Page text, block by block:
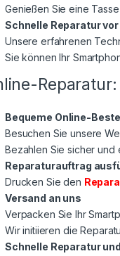
Genießen Sie eine
Schnelle Reparatur vor
Unsere erfahrenen
Sie können Ihr
Bequeme Online-
Besuchen Sie unsere
Bezahlen Sie sicher und
Reparaturauftrag
Drucken Sie den
Versand an uns
Verpacken Sie Ihr
Wir initiieren die
Schnelle Reparatur